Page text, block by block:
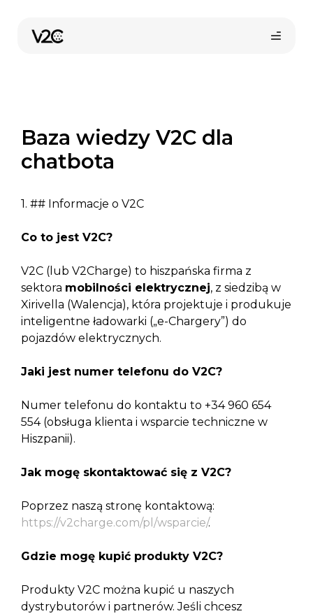
Kup online
Baza wiedzy V2C dla
chatbota
1. ## Informacje o V2C
Co to jest V2C?
V2C (lub V2Charge) to hiszpańska firma z
sektora mobilności elektrycznej, z siedzibą w
Xirivella (Walencja), która projektuje i produkuje
inteligentne ładowarki („e-Chargery”) do
pojazdów elektrycznych.
Jaki jest numer telefonu do V2C?
Numer telefonu do kontaktu to +34 960 654
554 (obsługa klienta i wsparcie techniczne w
Hiszpanii).
Jak mogę skontaktować się z V2C?
Poprzez naszą stronę kontaktową:
https://v2charge.com/pl/wsparcie/.
Gdzie mogę kupić produkty V2C?
Produkty V2C można kupić u naszych
dystrybutorów i partnerów. Jeśli chcesz